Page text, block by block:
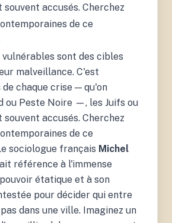
souvent accusés. Cherchez
de ce
sont des cibles
malveillance. C'est
chaque crise — qu'on
ou Peste Noire —, les Juifs ou
souvent accusés. Cherchez
de ce
sociologue français Michel
référence à l'immense
étatique et à son
pour décider qui entre
dans une ville. Imaginez un